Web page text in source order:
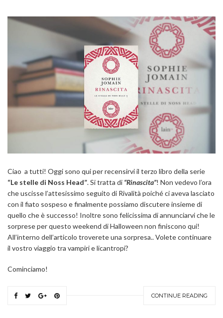
Ciao a tutti! Oggi sono qui per recensirvi il terzo libro della serie
“Le stelle di Noss Head”. Si tratta di “Rinascita”! Non vedevo l’ora
che uscisse l’attesissimo seguito di Rivalità poiché ci aveva lasciato
con il fiato sospeso e finalmente possiamo discutere insieme di
quello che è successo! Inoltre sono felicissima di annunciarvi che le
sorprese per questo weekend di Halloween non finiscono qui!
All’interno dell’articolo troverete una sorpresa.. Volete continuare
il vostro viaggio tra vampiri e licantropi?
Cominciamo!
CONTINUE READING